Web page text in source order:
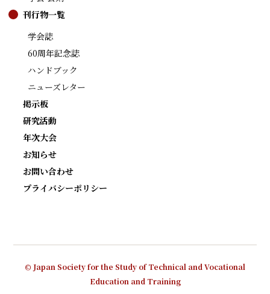
刊行物一覧
学会誌
60周年記念誌
ハンドブック
ニューズレター
掲示板
研究活動
年次大会
お知らせ
お問い合わせ
プライバシーポリシー
© Japan Society for the Study of Technical and Vocational
Education and Training